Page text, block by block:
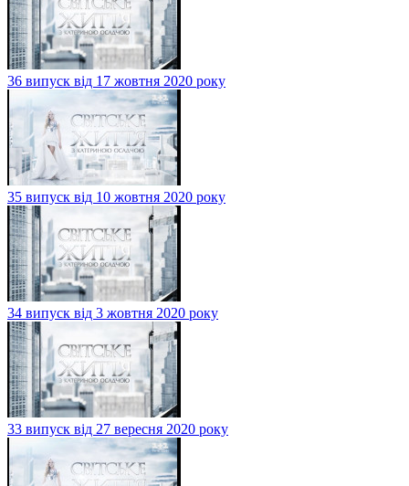
36 випуск від 17 жовтня 2020 року
35 випуск від 10 жовтня 2020 року
34 випуск від 3 жовтня 2020 року
33 випуск від 27 вересня 2020 року